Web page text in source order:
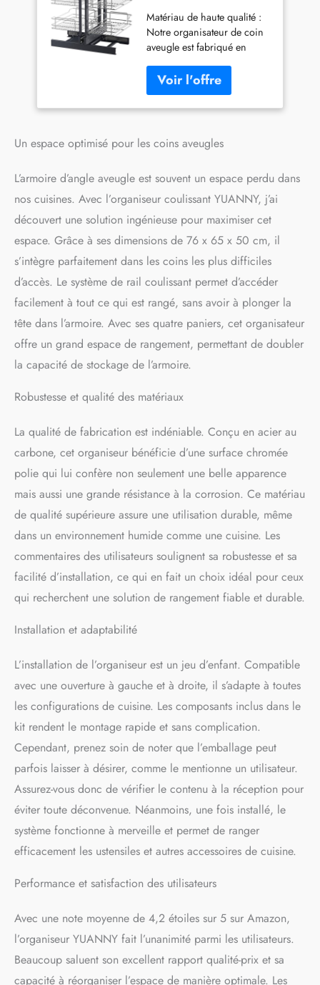
d'angle aveugles - 800
mm - Avec 4 paniers -
Fermeture douce -
Montage au sol -
Compatible avec
ouverture à gauche et
à droite
Matériau de haute qualité :
Notre organisateur de coin
aveugle est fabriqué en
garantit sa solidité et sa
durabilité pour une plus
longue durée de vie. La
adopte une finition chromée
polie pour une apparence
corrosion. Assemblage
simple : Grâce aux trous
d'installer cette étagère
d'angle coulissante et
aveugle à l'intérieur des
armoires. L'étagère d'angle
aveugle 577W x 347D x
580H mm a une grande
capacité d'adaptation. Elle
s'adapte aux armoires de
700 x 500 x 640 mm et
plus avec une ouverture
peut être installée dans les
rangement important : Notre
étagère d'angle aveugle
extractible est équipée de
quatre paniers distincts.
Chaque panier a une
capacité de charge de 26,5
livres. Cette Organiseur
coulissant d'angle aveugle
peut contenir divers
ustensiles tels que des
poêles, des casseroles et des
épices, répondant ainsi à
Les glissières lisses sont
bien conçues pour faire
glisser l'ensemble de
l'organisateur d'armoire
d'angle sans effort. Cette
fonction vous permet
d'accéder facilement aux
objets difficiles à atteindre.
Pour l'utiliser, tirez la
première paire de bacs de
rangement et les bacs situés
dans le coin le plus éloigné
se déplaceront
automatiquement et seront
première paire de bacs. En
avancée d'amortissement
silencieux des tampons
assure une vitesse de sortie
uniforme pour des travaux
stables et silencieux.
Un espace optimisé pour les coins aveugles
L’armoire d’angle aveugle est souvent un espace perdu dans
nos cuisines. Avec l’organiseur coulissant YUANNY, j’ai
découvert une solution ingénieuse pour maximiser cet
espace. Grâce à ses dimensions de 76 x 65 x 50 cm, il
s’intègre parfaitement dans les coins les plus difficiles
d’accès. Le système de rail coulissant permet d’accéder
facilement à tout ce qui est rangé, sans avoir à plonger la
tête dans l’armoire. Avec ses quatre paniers, cet organisateur
offre un grand espace de rangement, permettant de doubler
la capacité de stockage de l’armoire.
Robustesse et qualité des matériaux
La qualité de fabrication est indéniable. Conçu en acier au
carbone, cet organiseur bénéficie d’une surface chromée
polie qui lui confère non seulement une belle apparence
mais aussi une grande résistance à la corrosion. Ce matériau
de qualité supérieure assure une utilisation durable, même
dans un environnement humide comme une cuisine. Les
commentaires des utilisateurs soulignent sa robustesse et sa
facilité d’installation, ce qui en fait un choix idéal pour ceux
qui recherchent une solution de rangement fiable et durable.
Installation et adaptabilité
L’installation de l’organiseur est un jeu d’enfant. Compatible
avec une ouverture à gauche et à droite, il s’adapte à toutes
les configurations de cuisine. Les composants inclus dans le
kit rendent le montage rapide et sans complication.
Cependant, prenez soin de noter que l’emballage peut
parfois laisser à désirer, comme le mentionne un utilisateur.
Assurez-vous donc de vérifier le contenu à la réception pour
éviter toute déconvenue. Néanmoins, une fois installé, le
système fonctionne à merveille et permet de ranger
efficacement les ustensiles et autres accessoires de cuisine.
Performance et satisfaction des utilisateurs
Avec une note moyenne de 4,2 étoiles sur 5 sur Amazon,
l’organiseur YUANNY fait l’unanimité parmi les utilisateurs.
Beaucoup saluent son excellent rapport qualité-prix et sa
capacité à réorganiser l’espace de manière optimale. Les